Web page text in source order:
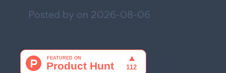
Posted by on 2026-08-06